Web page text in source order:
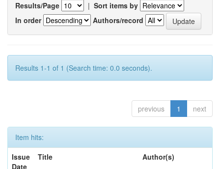
Results/Page | Sort items by
In order
Authors/record
Results 1-1 of 1 (Search time: 0.0 seconds).
previous 1 next
Item hits:
Issue
Date
Title Author(s)